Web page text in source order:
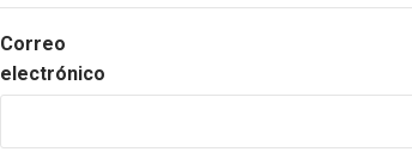
Correo
electrónico